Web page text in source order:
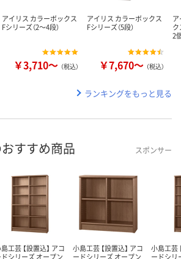
アイリス カラーボックス
Fシリーズ（2～4段）
￥3,710～ （税込）
アイリス カラーボックス
Fシリーズ（5段）
￥7,670～ （税込）
2
ランキングをもっと見る
すすめ商品 スポンサー
工芸 【設置込】 アコ
ドシリーズ オープン
小島工芸 【設置込】 アコ
ードシリーズ オープン
小島工芸
ードシリ